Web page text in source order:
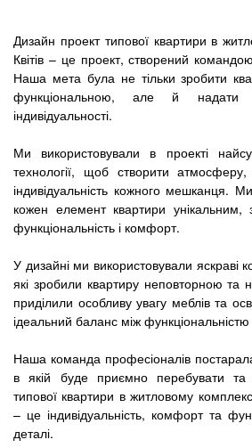
Дизайн проект типової квартири в
Квітів – це проект, створений
Наша мета була не тільки зробити
функціональною, але й надати
індивідуальності.
Ми використовували в проекті
технології, щоб створити
індивідуальність кожного мешканця.
кожен елемент квартири унікальним,
функціональність і комфорт.
У дизайні ми використовували яскраві
які зробили квартиру неповторною та
приділили особливу увагу меблів та
ідеальний баланс між
Наша команда професіоналів
в якій буде приємно перебувати
типової квартири в житловому
– це індивідуальність, комфорт та
деталі.